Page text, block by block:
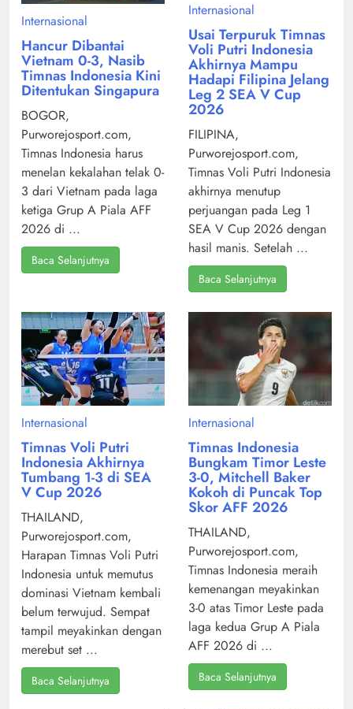
Internasional
Hancur Dibantai
Vietnam 0-3, Nasib
Timnas Indonesia Kini
Ditentukan Singapura
BOGOR,
Purworejosport.com,
Timnas Indonesia harus
menelan kekalahan telak 0-
3 dari Vietnam pada laga
ketiga Grup A Piala AFF
2026 di ...
Baca Selanjutnya
Internasional
Usai Terpuruk Timnas
Voli Putri Indonesia
Akhirnya Mampu
Hadapi Filipina Jelang
Leg 2 SEA V Cup
2026
FILIPINA,
Purworejosport.com,
Timnas Voli Putri Indonesia
akhirnya menutup
perjuangan pada Leg 1
SEA V Cup 2026 dengan
hasil manis. Setelah ...
Baca Selanjutnya
Internasional
Timnas Voli Putri
Indonesia Akhirnya
Tumbang 1-3 di SEA
V Cup 2026
THAILAND,
Purworejosport.com,
Harapan Timnas Voli Putri
Indonesia untuk memutus
dominasi Vietnam kembali
belum terwujud. Sempat
tampil meyakinkan dengan
merebut set ...
Baca Selanjutnya
Internasional
Timnas Indonesia
Bungkam Timor Leste
3-0, Mitchell Baker
Kokoh di Puncak Top
Skor AFF 2026
THAILAND,
Purworejosport.com,
Timnas Indonesia meraih
kemenangan meyakinkan
3-0 atas Timor Leste pada
laga kedua Grup A Piala
AFF 2026 di ...
Baca Selanjutnya